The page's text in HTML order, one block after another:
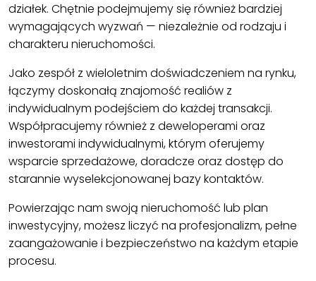
działek. Chętnie podejmujemy się również bardziej
wymagających wyzwań — niezależnie od rodzaju i
charakteru nieruchomości.
Jako zespół z wieloletnim doświadczeniem na rynku,
łączymy doskonałą znajomość realiów z
indywidualnym podejściem do każdej transakcji.
Współpracujemy również z deweloperami oraz
inwestorami indywidualnymi, którym oferujemy
wsparcie sprzedażowe, doradcze oraz dostęp do
starannie wyselekcjonowanej bazy kontaktów.
Powierzając nam swoją nieruchomość lub plan
inwestycyjny, możesz liczyć na profesjonalizm, pełne
zaangażowanie i bezpieczeństwo na każdym etapie
procesu.